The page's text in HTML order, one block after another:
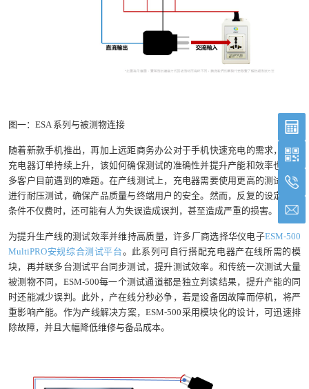
图一：ESA 系列与被测物连接
随着新款手机推出，再加上远距商务办公对于手机快速充电的需求，快充
充电器订单持续上升，该如何确保测试的准确性并提升产能和效率也是许
多客户目前遇到的难题。在产线测试上，充电器需要使用更高的测试电压
进行耐压测试，确保产品质量与终端用户的安全。然而，反复的设定测试
条件不仅费时，还可能有人为失误造成误判，甚至造成严重的损害。
为提升生产线的测试效率并维持高质量，许多厂商选择华仪电子ESM-500
MultiPRO安规综合测试平台。此系列可自行搭配充电器产在线所需的模
块，再并联多台测试平台同步测试，提升测试效率。和传统一次测试大量
被测物不同，ESM-500每一个测试通道都是独立判读结果，提升产能的同
时还能减少误判。此外，产在线分秒必争，若是设备因故障而停机，将严
重影响产能。作为产线解决方案，ESM-500采用模块化的设计，可迅速排
除故障，并且大幅降低维修与备品成本。